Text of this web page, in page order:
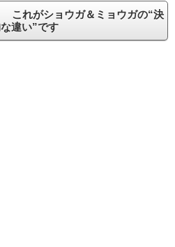
れがショウガ＆ミョウガの“決
違い”です